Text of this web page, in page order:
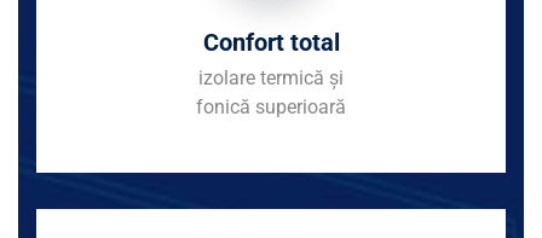
Confort total
izolare termică și
fonică superioară